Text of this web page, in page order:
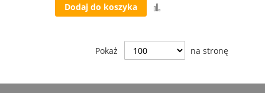
Dodaj do koszyka
Pokaż na stronę